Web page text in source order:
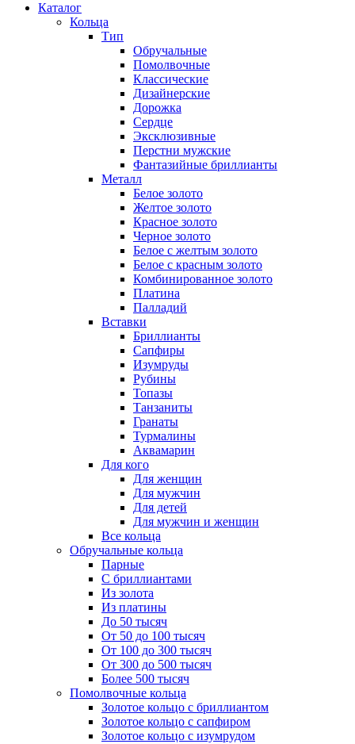
Каталог
Кольца
Тип
Обручальные
Помолвочные
Классические
Дизайнерские
Дорожка
Сердце
Эксклюзивные
Перстни мужские
Фантазийные бриллианты
Металл
Белое золото
Желтое золото
Красное золото
Черное золото
Белое с желтым золото
Белое с красным золото
Комбинированное золото
Платина
Палладий
Вставки
Бриллианты
Сапфиры
Изумруды
Рубины
Топазы
Танзаниты
Гранаты
Турмалины
Аквамарин
Для кого
Для женщин
Для мужчин
Для детей
Для мужчин и женщин
Все кольца
Обручальные кольца
Парные
С бриллиантами
Из золота
Из платины
До 50 тысяч
От 50 до 100 тысяч
От 100 до 300 тысяч
От 300 до 500 тысяч
Более 500 тысяч
Помолвочные кольца
Золотое кольцо с бриллиантом
Золотое кольцо с сапфиром
Золотое кольцо с изумрудом